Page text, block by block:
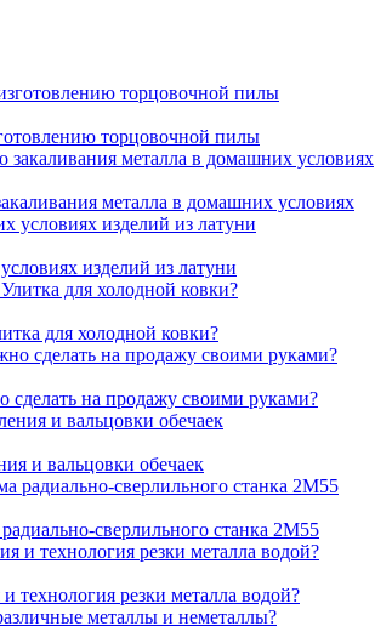
торцовочной пилы
металла в домашних условиях
изделий из латуни
для холодной ковки?
сделать на продажу своими руками?
и вальцовки обечаек
сверлильного станка 2М55
технология резки металла водой?